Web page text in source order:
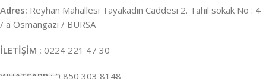
Adres: Reyhan Mahallesi Tayakadın Caddesi 2. Tahıl sokak No : 4
/ a Osmangazi / BURSA
İLETİŞİM : 0224 221 47 30
WHATSAPP : 0 850 303 8148